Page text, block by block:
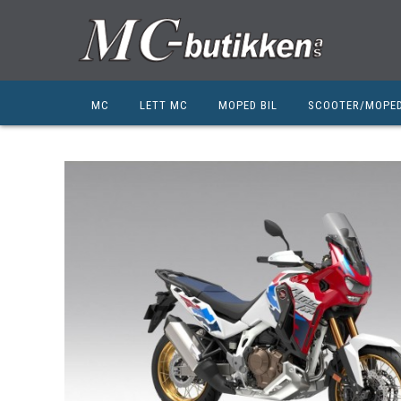
MC LETT MC MOPED BIL SCOOTER/MOPED
ZERO